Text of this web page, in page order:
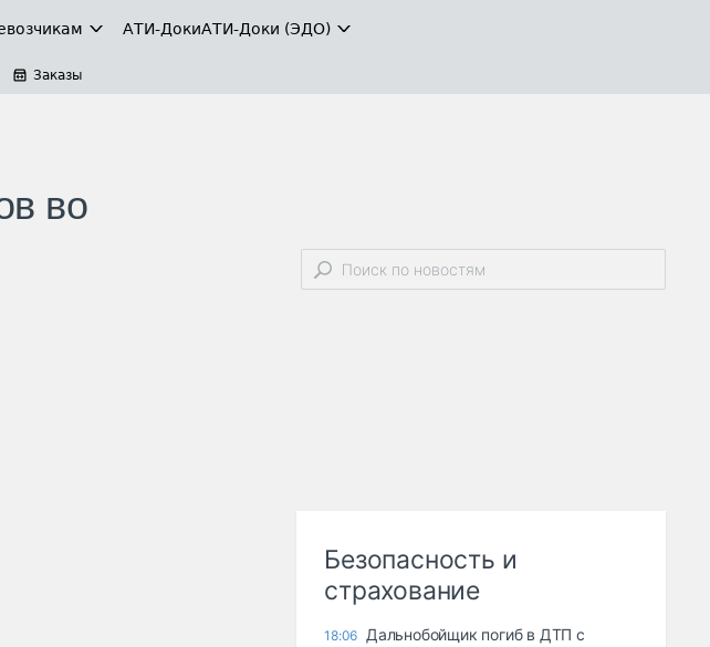
АТИ-ДокиАТИ-Доки (ЭДО)
Заказы
во
Безопасность и
страхование
18:06 Дальнобойщик погиб в ДТП с